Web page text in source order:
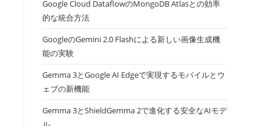
Google Cloud DataflowのMongoDB Atlasとの効率
的な統合方法
GoogleのGemini 2.0 Flashによる新しい画像生成機
能の実験
Gemma 3とGoogle AI Edgeで実現するモバイルとウ
ェブの新機能
Gemma 3とShieldGemma 2で進化する安全なAIモデ